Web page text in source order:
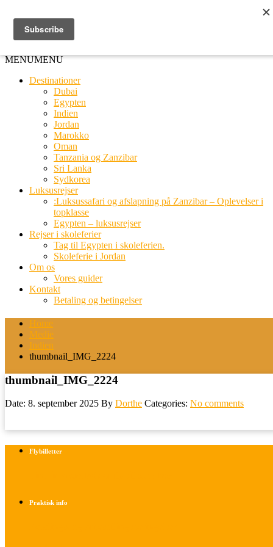
MENUMENU
Destinationer
Dubai
Egypten
Indien
Jordan
Marokko
Oman
Tanzania og Zanzibar
Sri Lanka
Sydkorea
Luksusrejser
:Luksussafari og afslapning på Zanzibar – Oplevelser i
topklasse
Egypten – luksusrejser
Rejser i skoleferier
Tag til Egypten i skoleferien.
Skoleferie i Jordan
Om os
Vores guider
Kontakt
Betaling og betingelser
Home
Medie
Indien
thumbnail_IMG_2224
thumbnail_IMG_2224
Date: 8. september 2025 By Dorthe Categories: No comments
Flybilletter
Praktisk info